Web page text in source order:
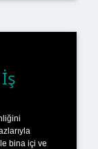
bina içi ve